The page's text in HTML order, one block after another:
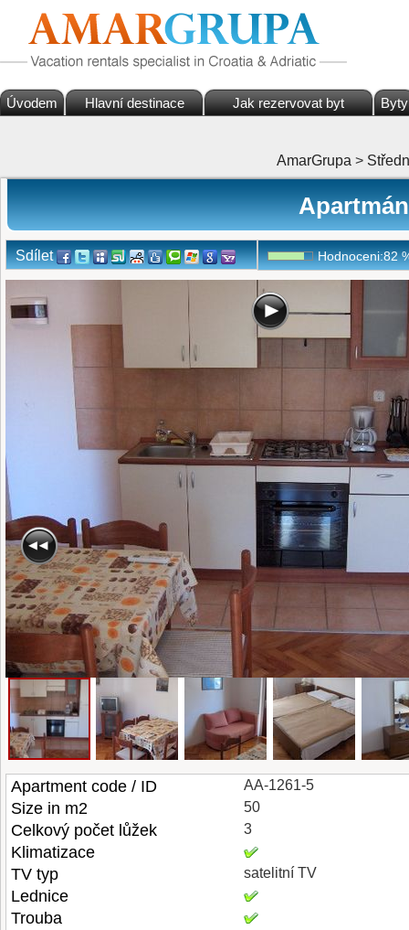
Úvodem Hlavní destinace Jak rezervovat byt Byty
AmarGrupa >
Sdílet Hodnoceni:82
Apartment code / ID AA-1261-5
Size in m2 50
Celkový počet lůžek 3
Klimatizace
TV typ
satelitní TV
Lednice
Trouba